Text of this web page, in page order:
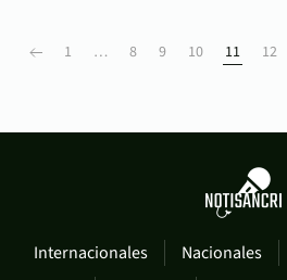
1 … 8 9 10 11 12
Internacionales Nacionales